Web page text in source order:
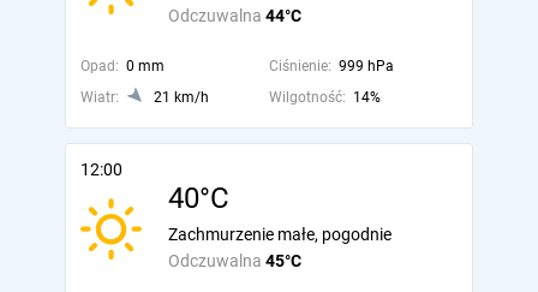
Odczuwalna 44°C
Opad: 0 mm Ciśnienie: 999 hPa
Wiatr:
21 km/h Wilgotność: 14%
12:00
40°C
Odczuwalna 45°C
Zachmurzenie małe, pogodnie